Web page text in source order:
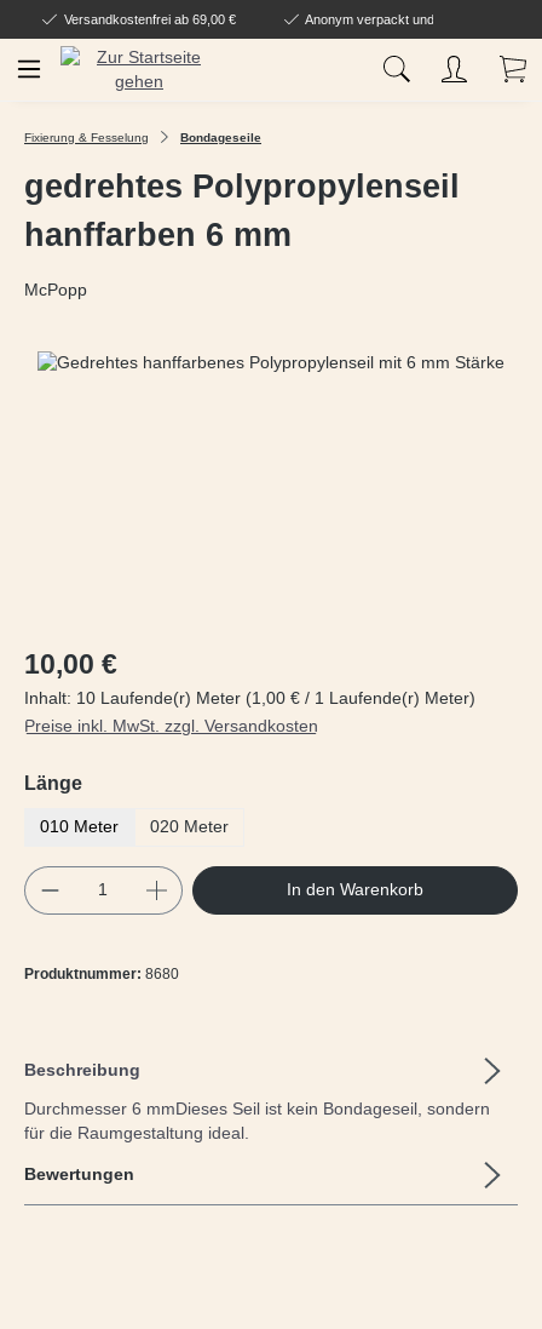
Zum Hauptinhalt springen
Versandkostenfrei ab 69,00 € Anonym verpackt und geliefert
Fixierung & Fesselung Bondageseile
gedrehtes Polypropylenseil
hanffarben 6 mm
McPopp
Regulärer Preis:
10,00 €
Inhalt: 10 Laufende(r) Meter (1,00 € / 1 Laufende(r) Meter)
Preise inkl. MwSt. zzgl. Versandkosten
Längeauswählen
010 Meter 020 Meter
Produkt Anzahl: Gib den gewünschten
In den Warenkorb
Produktnummer: 8680
Beschreibung
Durchmesser 6 mmDieses Seil ist kein Bondageseil, sondern
für die Raumgestaltung ideal.
Bewertungen